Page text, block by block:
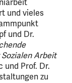
und vieles
und Dr.
Arbeit
und Prof. Dr.
zu